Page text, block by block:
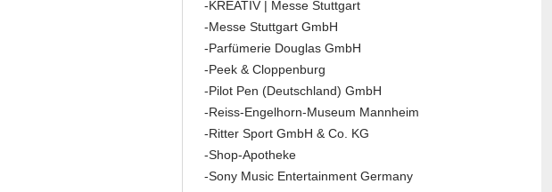
-KREATIV | Messe Stuttgart
-Messe Stuttgart GmbH
-Parfümerie Douglas GmbH
-Peek & Cloppenburg
-Pilot Pen (Deutschland) GmbH
-Reiss-Engelhorn-Museum Mannheim
-Ritter Sport GmbH & Co. KG
-Shop-Apotheke
-Sony Music Entertainment Germany